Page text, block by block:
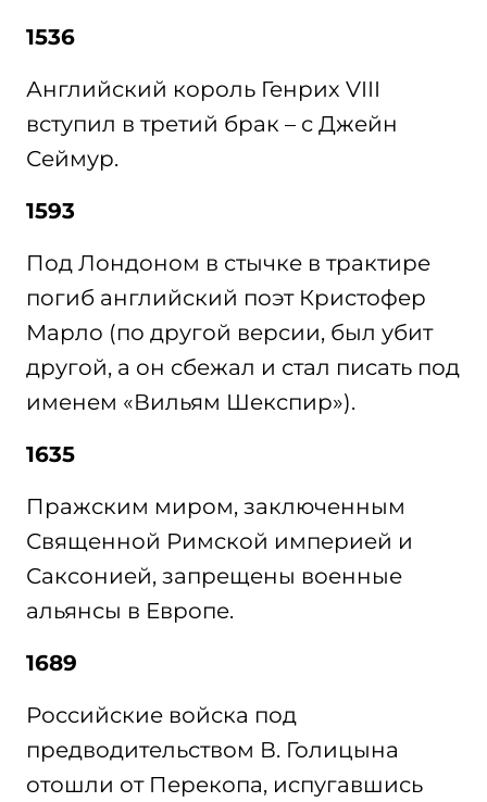
1536
Английский король Генрих VIII
вступил в третий брак – с Джейн
Сеймур.
1593
Под Лондоном в стычке в трактире
погиб английский поэт Кристофер
Марло (по другой версии, был убит
другой, а он сбежал и стал писать под
именем «Вильям Шекспир»).
1635
Пражским миром, заключенным
Священной Римской империей и
Саксонией, запрещены военные
альянсы в Европе.
1689
Российские войска под
предводительством В. Голицына
отошли от Перекопа, испугавшись